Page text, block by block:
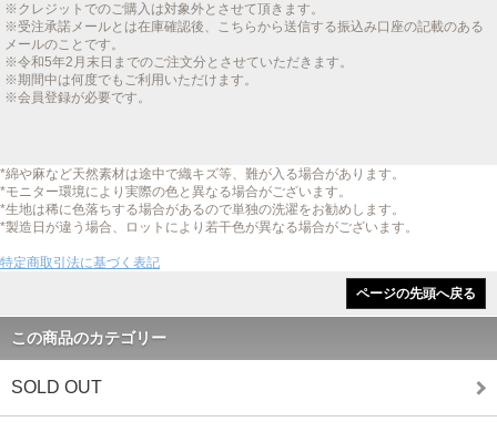
※クレジットでのご購入は対象外とさせて頂きます。
※受注承諾メールとは在庫確認後、こちらから送信する振込み口座の記載のある
メールのことです。
※令和5年2月末日までのご注文分とさせていただきます。
※期間中は何度でもご利用いただけます。
※会員登録が必要です。
*綿や麻など天然素材は途中で織キズ等、難が入る場合があります。
*モニター環境により実際の色と異なる場合がございます。
*生地は稀に色落ちする場合があるので単独の洗濯をお勧めします。
*製造日が違う場合、ロットにより若干色が異なる場合がございます。
特定商取引法に基づく表記
ページの先頭へ戻る
この商品のカテゴリー
SOLD OUT